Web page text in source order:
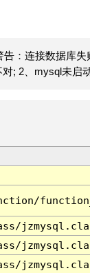
告：连接数据库失
; 2、mysql未启动